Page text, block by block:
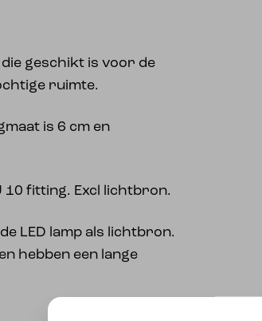
geschikt is voor de
ruimte.
is 6 cm en
10 fitting. Excl lichtbron.
LED lamp als lichtbron.
hebben een lange